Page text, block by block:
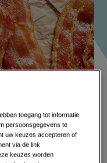
toegang tot informatie
persoonsgegevens te
uw keuzes accepteren of
via de link
keuzes worden